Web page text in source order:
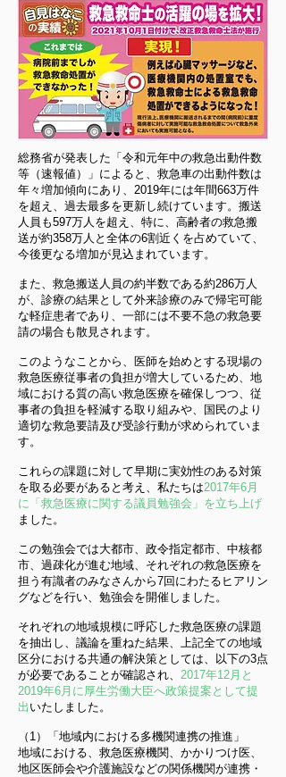
総務省が発表した「令和元年中の救急出動件数
等（速報値）」によると、救急車の出動件数は
年々増加傾向にあり、2019年には年間663万件
を超え、過去最多を更新し続けています。搬送
人員も597万人を超え、特に、高齢者の救急搬
送が約358万人と全体の6割近くを占めていて、
今後更なる増加が見込まれています。
また、救急搬送人員の約半数である約286万人
が、診療の結果として外来診療のみで帰宅可能
な軽症患者であり、一部には不要不急の救急要
請の場合も散見されます。
このようなことから、医師を始めとする現場の
救急医療従事者の負担が増大しているため、地
域における質の高い救急医療を確保しつつ、従
事者の負担を軽減する取り組みや、国民のより
適切な救急要請及び受診行動が求められていま
す。
これらの課題に対して早期に実効性のある対策
を取る必要があると考え、私たちは2017年6月
に「救急医療に関する議員勉強会」を立ち上げ
ました。
この勉強会では大都市、政令指定都市、中核都
市、過疎化が進む地域、それぞれの救急医療を
担う有識者のみなさんから7回にわたるヒアリン
グなどを行い、勉強会を開催しました。
それぞれの地域規模に呼応した救急医療の課題
を抽出し、議論を重ねた結果、上記全ての地域
区分における共通の解決策としては、以下の3点
が必要であることが確認され、 2017年12月と
2019年6月に厚生労働大臣へ政策提案として提
出 いたしました。
（1）「地域内における多機関連携の推進」
地域における、救急医療機関、かかりつけ医、
地区医師会や介護施設などの関係機関が連携・